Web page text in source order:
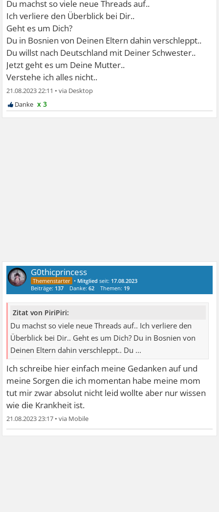
Du machst so viele neue Threads auf..
Ich verliere den Überblick bei Dir..
Geht es um Dich?
Du in Bosnien von Deinen Eltern dahin verschleppt..
Du willst nach Deutschland mit Deiner Schwester..
Jetzt geht es um Deine Mutter..
Verstehe ich alles nicht..
21.08.2023 22:11 •
x 3
G0thicprincess
• Mitglied seit: 17.08.2023
Beiträge: 137 Danke:62 Themen: 19
Zitat von PiriPiri:
Du machst so viele neue Threads auf.. Ich verliere den
Überblick bei Dir.. Geht es um Dich? Du in Bosnien von
Deinen Eltern dahin verschleppt.. Du ...
Ich schreibe hier einfach meine Gedanken auf und
meine Sorgen die ich momentan habe meine mom
tut mir zwar absolut nicht leid wollte aber nur wissen
wie die Krankheit ist.
21.08.2023 23:17 •